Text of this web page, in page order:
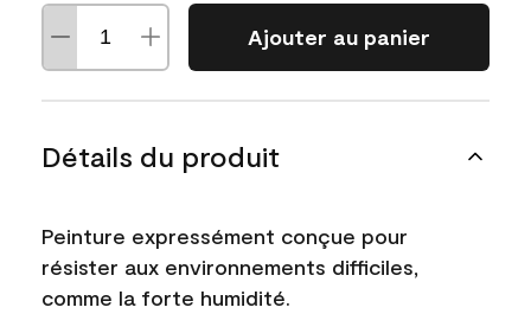
Ajouter au panier
Détails du produit
Peinture expressément conçue pour
résister aux environnements difficiles,
comme la forte humidité.